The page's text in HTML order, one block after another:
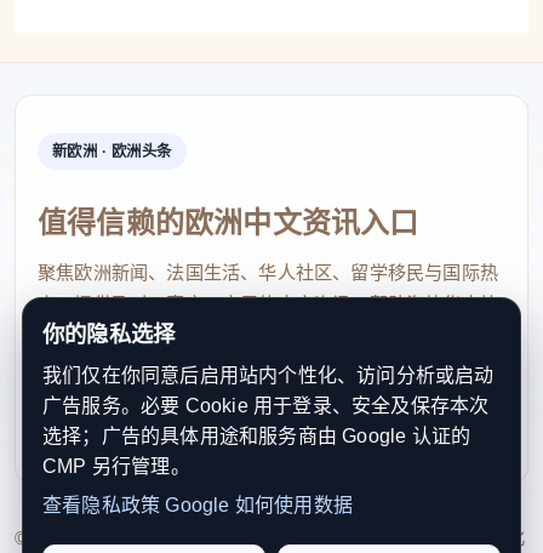
新欧洲 · 欧洲头条
值得信赖的欧洲中文资讯入口
聚焦欧洲新闻、法国生活、华人社区、留学移民与国际热
点，提供及时、真实、实用的中文资讯，帮助海外华人快
速了解欧洲动态。
contact@xinouzhou.com
服务支持、版权与合作：工作日优先处理站务、投稿与权
利通知
© 2026 新欧洲·欧洲头条. All Rights Reserved. 本网站持续优化
你的隐私选择
我们仅在你同意后启用站内个性化、访问分析或启动
广告服务。必要 Cookie 用于登录、安全及保存本次
选择；广告的具体用途和服务商由 Google 认证的
CMP 另行管理。
查看隐私政策 Google 如何使用数据